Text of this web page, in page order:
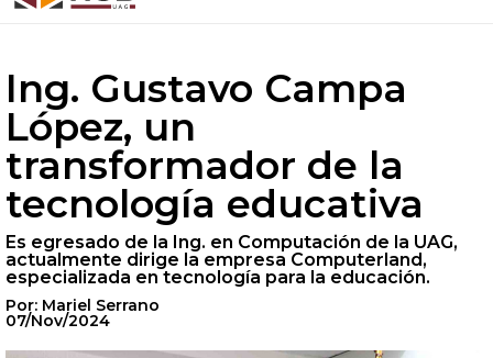
Ing. Gustavo Campa
López, un
transformador de la
tecnología educativa
Es egresado de la Ing. en Computación de la UAG,
actualmente dirige la empresa Computerland,
especializada en tecnología para la educación.
Por: Mariel Serrano
07/Nov/2024